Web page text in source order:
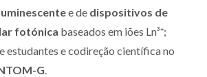
e de dispositivos de
fotónica baseados em iões Ln³⁺;
estudantes e codireção científica no
G.